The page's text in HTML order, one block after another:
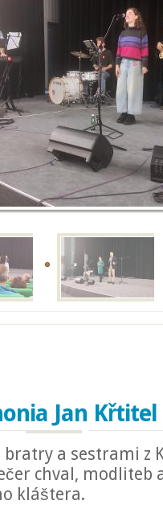
Jan Křtitel
bratry a sestrami z
chval, modliteb
kláštera.